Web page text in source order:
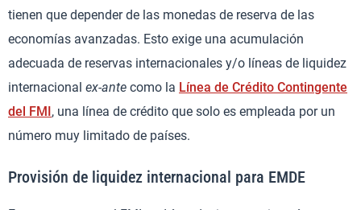
tienen que depender de las monedas de reserva de las
economías avanzadas. Esto exige una acumulación
adecuada de reservas internacionales y/o líneas de liquidez
internacional ex-ante como la Línea de Crédito Contingente
del FMI, una línea de crédito que solo es empleada por un
número muy limitado de países.
Provisión de liquidez internacional para EMDE